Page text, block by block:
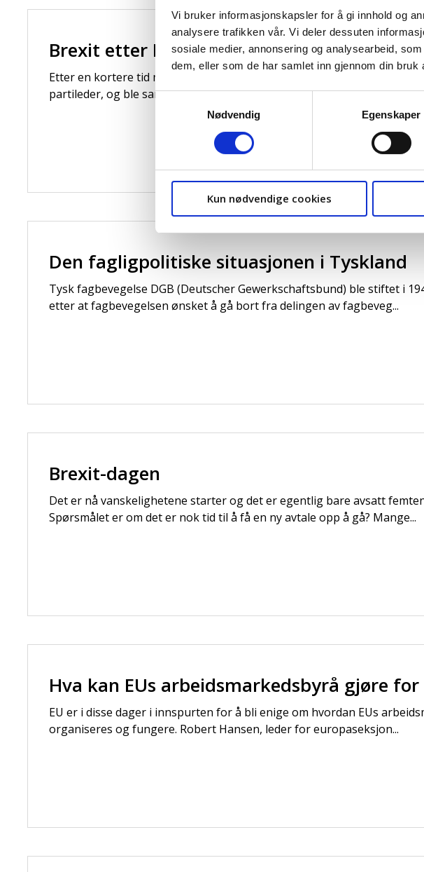
Vi bruker informasjonskapsler for å gi innhold og
analysere trafikken vår. Vi deler dessuten
sosiale medier, annonsering og analysearbeid,
dem, eller som de har samlet inn gjennom din bruk
Samtykkevalg
Nødvendig
Egenskaper
Kun nødvendige cookies
Brexit etter Boris
Etter en kortere tid med intern kamp i det konservative partiet tok Boris
partileder, og ble samtidig i praksis landets nye statsmini...
Den fagligpolitiske situasjonen i Tyskland
Tysk fagbevegelse DGB (Deutscher Gewerkschaftsbund) ble stiftet i
etter at fagbevegelsen ønsket å gå bort fra delingen av fagbeveg...
Brexit-dagen
Det er nå vanskelighetene starter og det er egentlig bare avsatt
Spørsmålet er om det er nok tid til å få en ny avtale opp å gå? Mange...
Hva kan EUs arbeidsmarkedsbyrå gjøre for
EU er i disse dager i innspurten for å bli enige om hvordan EUs
organiseres og fungere. Robert Hansen, leder for europaseksjon...